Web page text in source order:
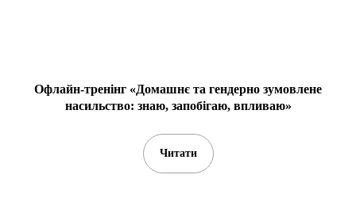
Офлайн-тренінг «Домашнє та гендерно зумовлене
насильство: знаю, запобігаю, впливаю»
Читати